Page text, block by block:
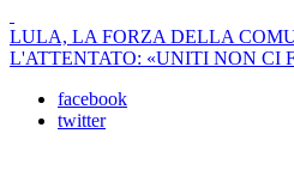
LULA, LA FORZA DELLA
L'ATTENTATO: «UNITI NON CI
facebook
twitter